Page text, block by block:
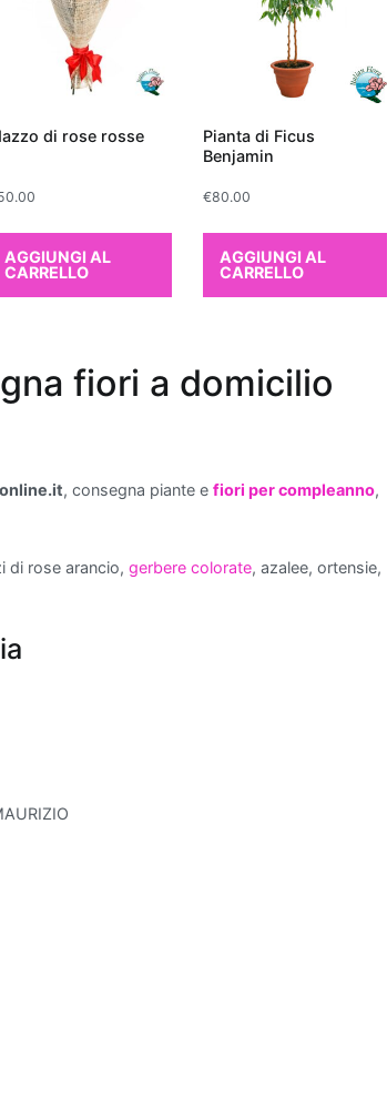
di rose rosse
AGGIUNGI AL
CARRELLO
Pianta di Ficus
Benjamin
€80.00
AGGIUNGI AL
CARRELLO
fiori a domicilio
, consegna piante e fiori per compleanno,
di rose arancio, gerbere colorate, azalee, ortensie,
offrendo benefici per la
un regalo sostenibile ed esteticamente